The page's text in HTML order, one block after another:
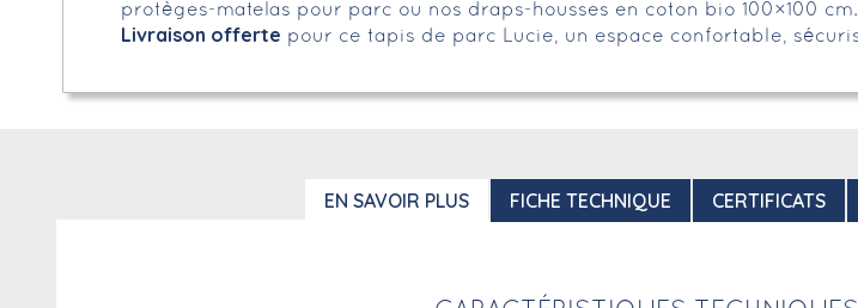
protèges-matelas pour parc ou nos draps-housses en coton bio 100×100 cm.
Livraison offerte pour ce tapis de parc Lucie, un espace confortable,
EN SAVOIR PLUS FICHE TECHNIQUE CERTIFICATS